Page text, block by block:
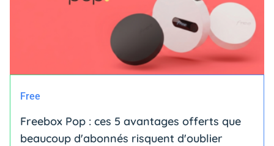
Free
Freebox Pop : ces 5 avantages offerts que
beaucoup d'abonnés risquent d'oublier